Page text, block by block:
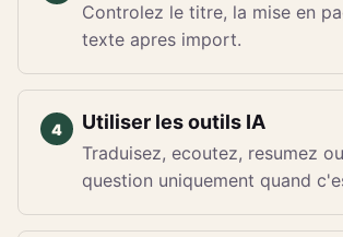
Controlez le titre, la mise en
texte apres import.
Utiliser les outils IA
Traduisez, ecoutez, resumez
question uniquement quand